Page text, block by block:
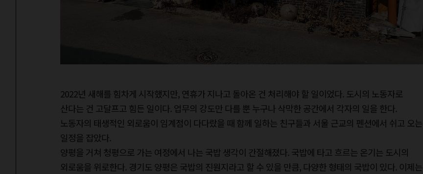
2022년 새해를 힘차게 시작했지만, 연휴가 지나고 돌아온 건 처리해야 할 일이었다. 도시의 노동자로
산다는 건 고달프고 힘든 일이다. 업무의 강도만 다를 뿐 누구나 삭막한 공간에서 각자의 일을 한다.
노동자의 태생적인 외로움이 임계점이 다다랐을 때 함께 일하는 친구들과 서울 근교의 펜션에서 쉬고 오는
일정을 잡았다.
양평을 거쳐 청평으로 가는 여정에서 나는 국밥 생각이 간절해졌다. 국밥에 타고 흐르는 온기는 도시의
외로움을 위로한다. 경기도 양평은 국밥의 진원지라고 할 수 있을 만큼, 다양한 형태의 국밥이 있다. 이제는